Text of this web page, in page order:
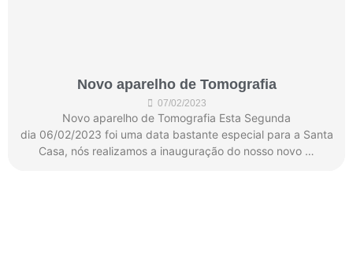
Novo aparelho de Tomografia
07/02/2023
Novo aparelho de Tomografia Esta Segunda
dia 06/02/2023 foi uma data bastante especial para a Santa
Casa, nós realizamos a inauguração do nosso novo …